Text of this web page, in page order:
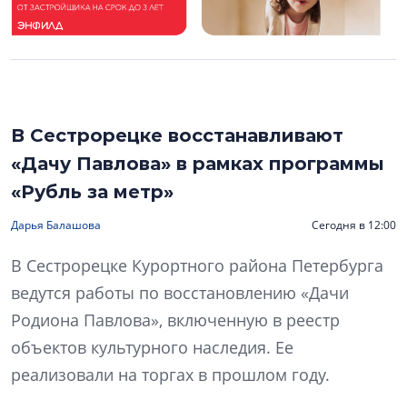
В Сестрорецке восстанавливают
«Дачу Павлова» в рамках программы
«Рубль за метр»
Дарья Балашова Сегодня в 12:00
В Сестрорецке Курортного района Петербурга
ведутся работы по восстановлению «Дачи
Родиона Павлова», включенную в реестр
объектов культурного наследия. Ее
реализовали на торгах в прошлом году.